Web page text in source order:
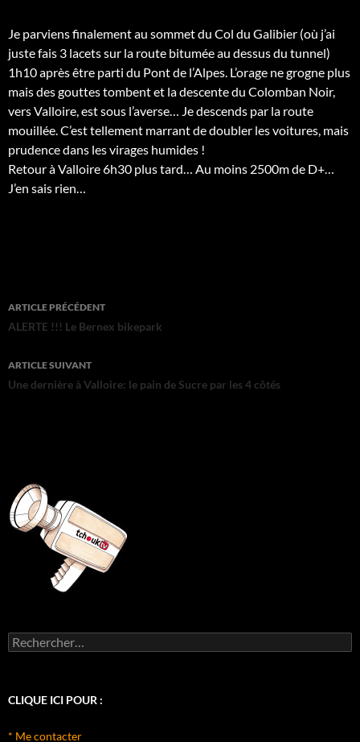
Je parviens finalement au sommet du Col du Galibier (où j’ai
juste fais 3 lacets sur la route bitumée au dessus du tunnel)
1h10 après être parti du Pont de l’Alpes. L’orage ne grogne plus
mais des gouttes tombent et la descente du Colomban Noir,
vers Valloire, est sous l’averse… Je descends par la route
mouillée. C’est tellement marrant de doubler les voitures, mais
prudence dans les virages humides !
Retour à Valloire 6h30 plus tard… Au moins 2500m de D+…
J’en sais rien…
Navigation
des
articles
ARTICLE PRÉCÉDENT
ALERTE !!! Le Bernex bikepark
ARTICLE SUIVANT
Une dernière à Valloire: le pain de Sucre par les 4 côtés
Rechercher :
CLIQUE ICI POUR :
* Me contacter